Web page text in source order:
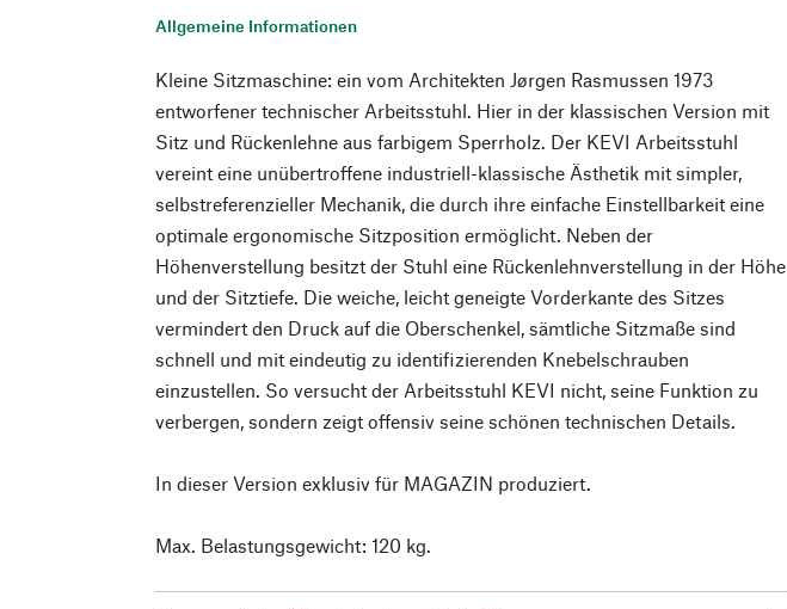
Allgemeine Informationen
Kleine Sitzmaschine: ein vom Architekten Jørgen Rasmussen 1973
entworfener technischer Arbeitsstuhl. Hier in der klassischen Version mit
Sitz und Rückenlehne aus farbigem Sperrholz. Der KEVI Arbeitsstuhl
vereint eine unübertroffene industriell-klassische Ästhetik mit simpler,
selbstreferenzieller Mechanik, die durch ihre einfache Einstellbarkeit eine
optimale ergonomische Sitzposition ermöglicht. Neben der
Höhenverstellung besitzt der Stuhl eine Rückenlehnverstellung in der Höhe
und der Sitztiefe. Die weiche, leicht geneigte Vorderkante des Sitzes
vermindert den Druck auf die Oberschenkel, sämtliche Sitzmaße sind
schnell und mit eindeutig zu identifizierenden Knebelschrauben
einzustellen. So versucht der Arbeitsstuhl KEVI nicht, seine Funktion zu
verbergen, sondern zeigt offensiv seine schönen technischen Details.
In dieser Version exklusiv für MAGAZIN produziert.
Max. Belastungsgewicht: 120 kg.